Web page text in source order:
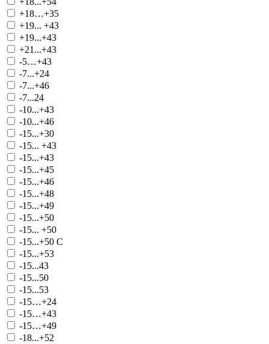
+18…+35
+19... +43
+19...+43
+21...+43
-5…+43
-7...+24
-7...+46
-7...24
-10...+43
-10...+46
-15...+30
-15... +43
-15...+43
-15...+45
-15...+46
-15...+48
-15...+49
-15...+50
-15... +50
-15...+50 С
-15...+53
-15...43
-15...50
-15...53
-15…+24
-15…+43
-15…+49
-18...+52